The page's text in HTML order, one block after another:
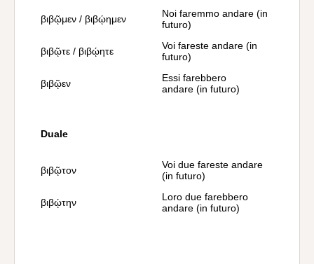
βιβῷμεν / βιβῴημεν
Noi faremmo andare (in
futuro)
βιβῷτε / βιβῴητε
Voi fareste andare (in
futuro)
βιβῷεν
Essi farebbero
andare (in futuro)
Duale
βιβῷτον
Voi due fareste andare
(in futuro)
βιβῴτην
Loro due farebbero
andare (in futuro)